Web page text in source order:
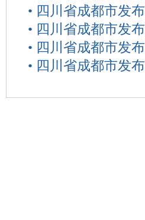
• 四川省成都市发
• 四川省成都市发
• 四川省成都市发
• 四川省成都市发